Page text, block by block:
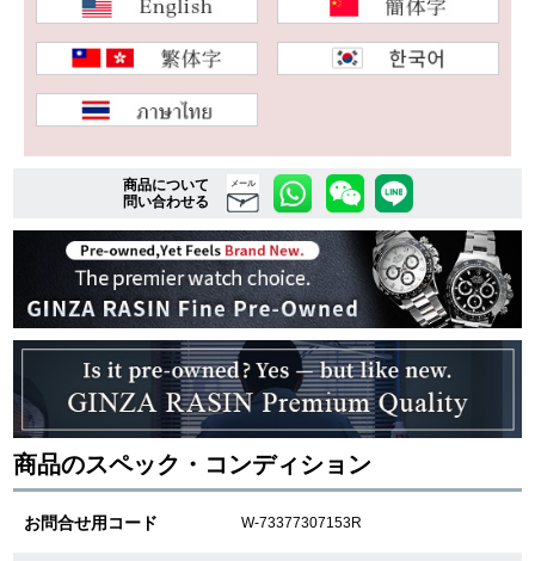
新品 未使用品
中古品 アンティーク品
WEB限定品
複数条件で商品を絞り込む
詳細検索はこちら
ご利用ガイド
GINZA RASINのプレミアムクオリティについて
送料・お支払方法
ショッピングローンの流れ
商品について
問い合わせる
メール
商品のスペック・コンディション
お問合せ用コード W-73377307153R